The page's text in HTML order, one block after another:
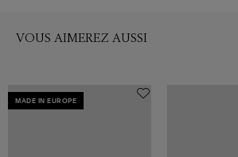
VOUS AIMEREZ AUSSI
MADE IN EUROPE